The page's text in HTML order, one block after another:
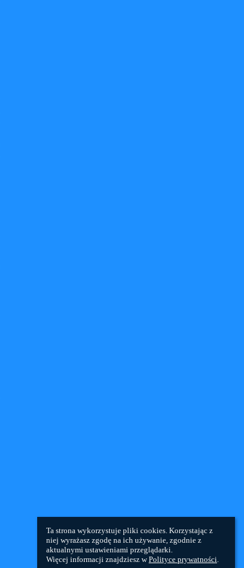
Ta strona wykorzystuje pliki cookies. Korzystając z
niej wyrażasz zgodę na ich używanie, zgodnie z
aktualnymi ustawieniami przeglądarki.
Więcej informacji znajdziesz w Polityce prywatności.